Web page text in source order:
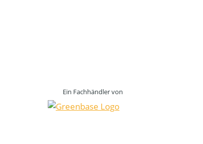
Ein Fachhändler von